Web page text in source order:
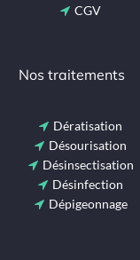
CGV
Nos traitements
Dératisation
Désourisation
Désinsectisation
Désinfection
Dépigeonnage